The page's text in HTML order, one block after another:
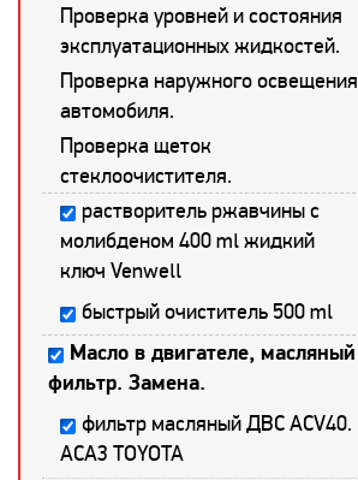
Проверка уровней и состояния
эксплуатационных жидкостей.
Проверка наружного освещения
автомобиля.
Проверка щеток
стеклоочистителя.
растворитель ржавчины с
молибденом 400 ml жидкий
ключ Venwell
быстрый очиститель 500 ml
Масло в двигателе, масляный
фильтр. Замена.
фильтр масляный ДВС ACV40.
ACA3 TOYOTA